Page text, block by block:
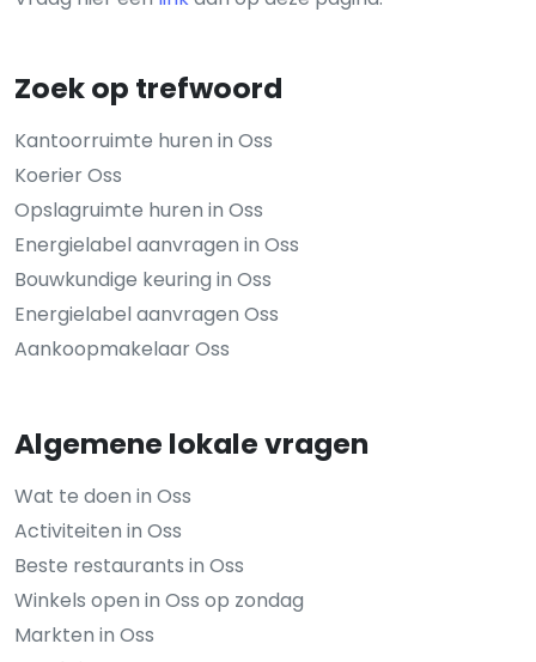
Zoek op trefwoord
Kantoorruimte huren in Oss
Koerier Oss
Opslagruimte huren in Oss
Energielabel aanvragen in Oss
Bouwkundige keuring in Oss
Energielabel aanvragen Oss
Aankoopmakelaar Oss
Algemene lokale vragen
Wat te doen in Oss
Activiteiten in Oss
Beste restaurants in Oss
Winkels open in Oss op zondag
Markten in Oss